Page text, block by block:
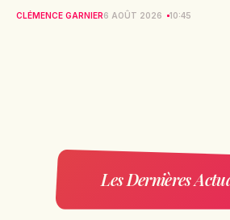
CLÉMENCE GARNIER6 AOÛT 2026 10:45
Les Dernières